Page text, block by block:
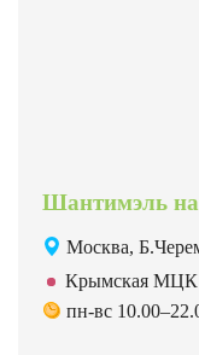
Шантимэль
Москва,
Крымская МЦК
пн-вс